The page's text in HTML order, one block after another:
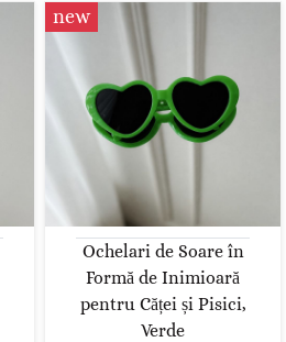
new
Ochelari de Soare în
Formă de Inimioară
pentru Căței și Pisici,
Verde